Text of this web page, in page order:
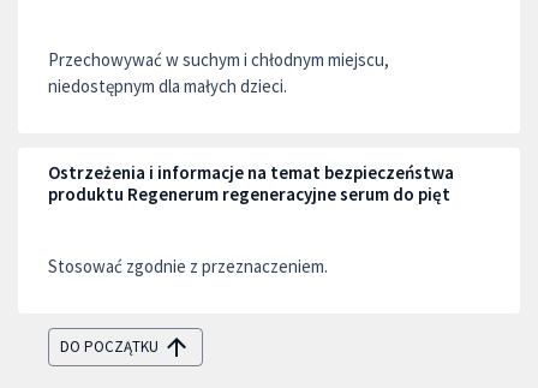
Przechowywać w suchym i chłodnym miejscu,
niedostępnym dla małych dzieci.
Ostrzeżenia i informacje na temat bezpieczeństwa
produktu Regenerum regeneracyjne serum do pięt
Stosować zgodnie z przeznaczeniem.
DO POCZĄTKU